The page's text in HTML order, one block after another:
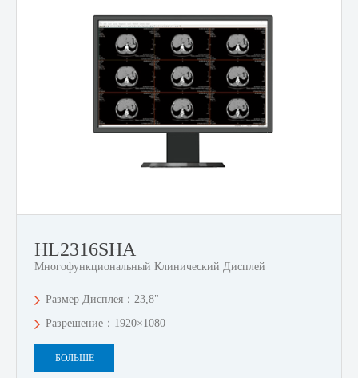
HL2316SHA
Многофункциональный Клинический Дисплей
Размер Дисплея：23,8"
Разрешение：1920×1080
БОЛЬШЕ